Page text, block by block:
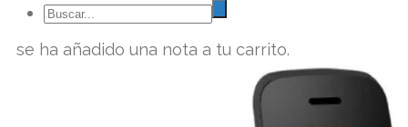
se ha añadido una nota a tu carrito.